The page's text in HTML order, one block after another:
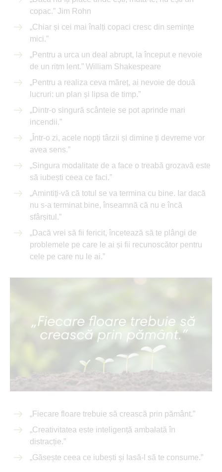
copac.” Jim Rohn
„Chiar și cei mai înalți copaci cresc din semințe
mici.”
„Pentru a urca un deal abrupt, la început e nevoie
de un ritm lent.” William Shakespeare
„Pentru a realiza ceva măreț, ai nevoie de două
lucruri: un plan și lipsa de timp.”
„Dintr-o singură scânteie se pot aprinde mari
incendii.”
„Într-o zi, acele nopți târzii și dimine ți devreme vor
avea sens.”
„Singura modalitate de a face o treabă grozavă este
să iubești ceea ce faci.”
„Amintiți-vă că totul se va termina cu bine. Iar dacă
nu s-a terminat bine, înseamnă că nu e încă
sfârșitul.”
„Dacă vrei să fii fericit, încetează să te plângi de
problemele pe care le ai și fii recunoscător pentru
cele pe care nu le ai.”
„Fiecare floare trebuie să crească prin pământ.”
„Creativitatea este inteligență ambalată în
distracție.”
„Găsește ceea ce iubești și lasă-l să te consume.”